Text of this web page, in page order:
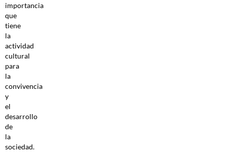
importancia
que
tiene
la
actividad
cultural
para
la
convivencia
y
el
desarrollo
de
la
sociedad.